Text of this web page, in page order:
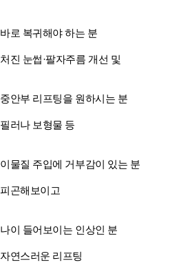
바로 복귀해야 하는 분
처진 눈썹·팔자주름 개선 및
중안부 리프팅을 원하시는 분
필러나 보형물 등
이물질 주입에 거부감이 있는 분
피곤해보이고
나이 들어보이는 인상인 분
자연스러운 리프팅